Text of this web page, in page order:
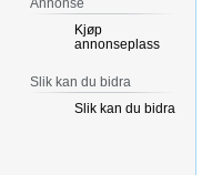
Annonse
Kjøp
annonseplass
Slik kan du bidra
Slik kan du bidra